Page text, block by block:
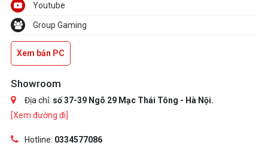
Youtube
Group Gaming
Xem bản PC
Showroom
Địa chỉ: số 37-39 Ngõ 29 Mạc Thái Tông - Hà Nội.
[Xem đường đi]
Hotline: 0334577086